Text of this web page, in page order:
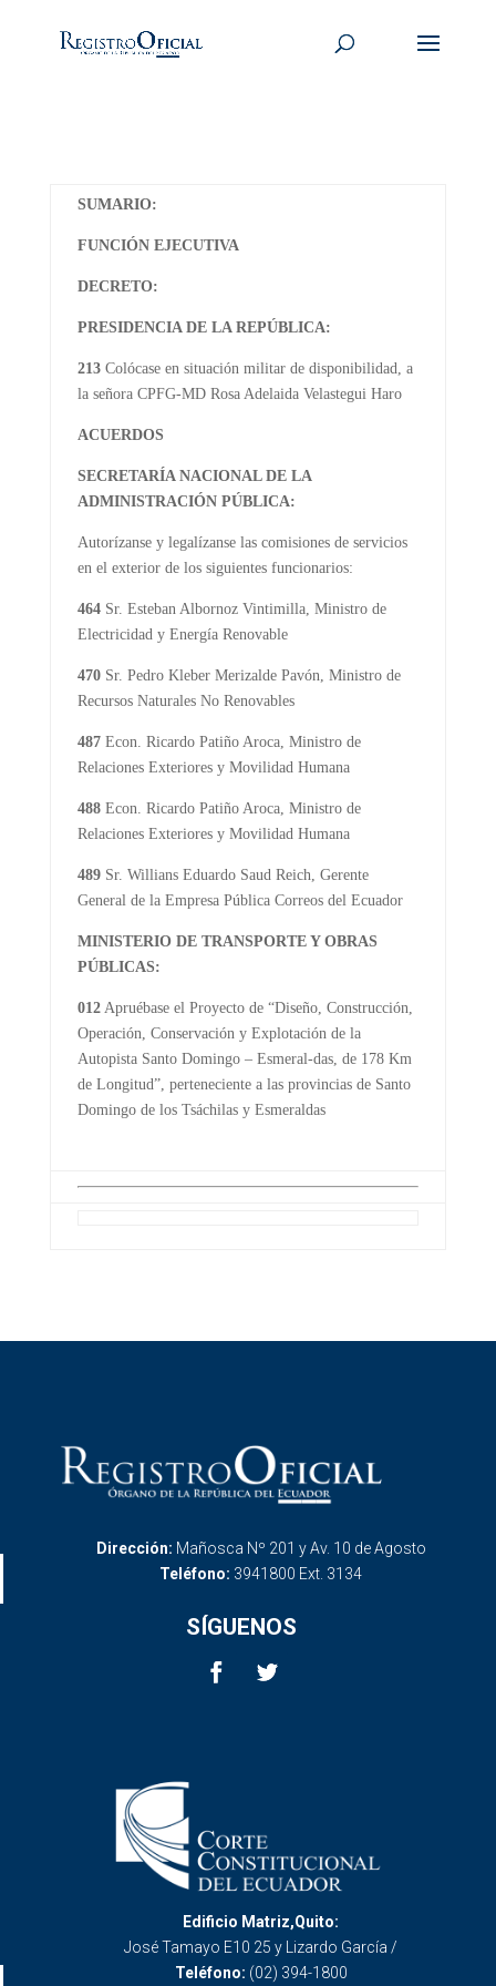
SUMARIO:
FUNCIÓN EJECUTIVA
DECRETO:
PRESIDENCIA DE LA REPÚBLICA:
213Colócase en situación militar de disponibilidad, a
la señora CPFG-MD Rosa Adelaida Velastegui Haro
ACUERDOS
SECRETARÍA NACIONAL DE LA
ADMINISTRACIÓN PÚBLICA:
Autorízanse y legalízanse las comisiones de servicios
en el exterior de los siguientes funcionarios:
464 Sr. Esteban Albornoz Vintimilla, Ministro de
Electricidad y Energía Renovable
470Sr. Pedro Kleber Merizalde Pavón, Ministro de
Recursos Naturales No Renovables
487Econ. Ricardo Patiño Aroca, Ministro de
Relaciones Exteriores y Movilidad Humana
488Econ. Ricardo Patiño Aroca, Ministro de
Relaciones Exteriores y Movilidad Humana
489 Sr. Willians Eduardo Saud Reich, Gerente
General de la Empresa Pública Correos del Ecuador
MINISTERIO DE TRANSPORTE Y OBRAS
PÚBLICAS:
012Apruébase el Proyecto de “Diseño, Construcción,
Operación, Conservación y Explotación de la
Autopista Santo Domingo – Esmeral-das, de 178 Km
de Longitud”, perteneciente a las provincias de Santo
Domingo de los Tsáchilas y Esmeraldas
Dirección: Mañosca Nº 201 y Av. 10 de Agosto
Teléfono: 3941800 Ext. 3134
SÍGUENOS
Edificio Matriz,Quito:
José Tamayo E10 25 y Lizardo García /
Teléfono: (02) 394-1800